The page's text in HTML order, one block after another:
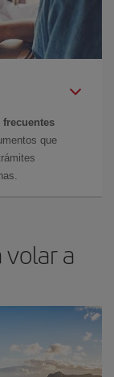
frecuentes
que
a